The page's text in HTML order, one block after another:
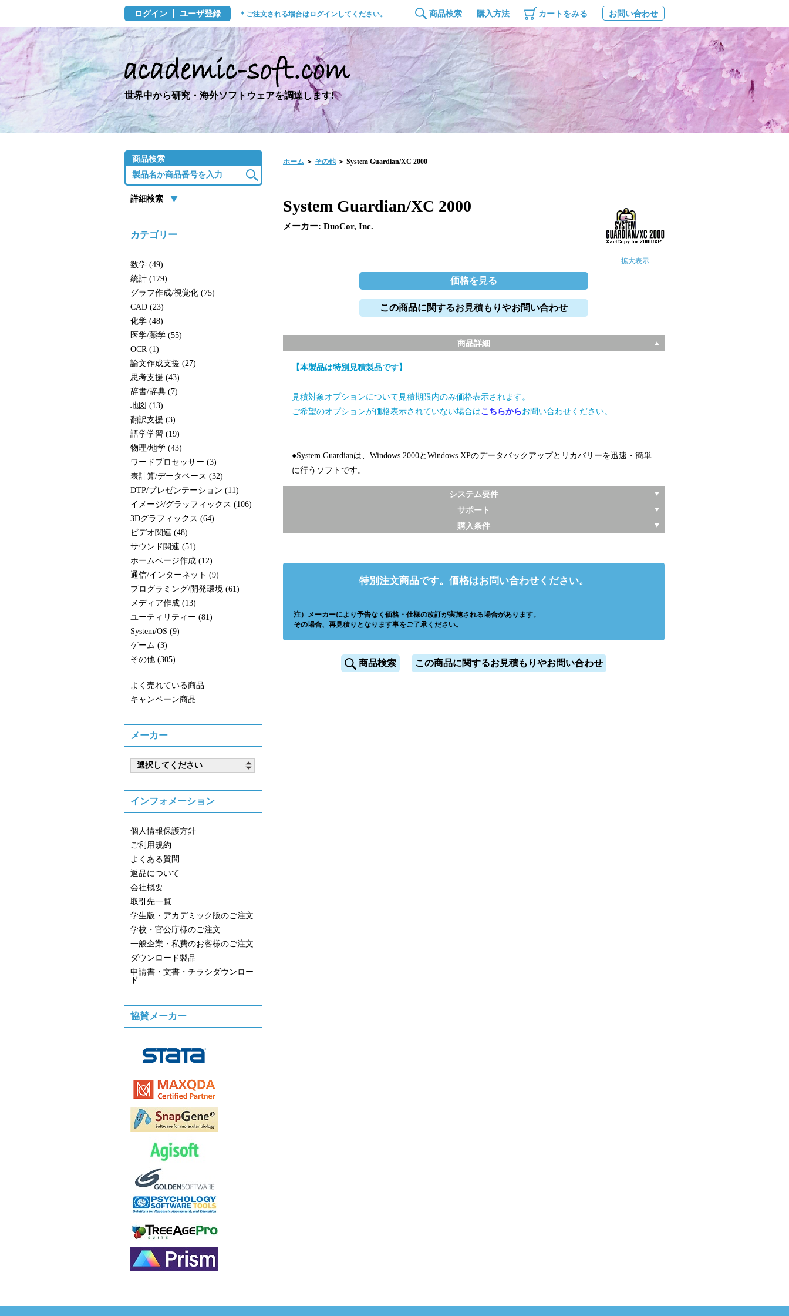
ログイン ユーザ登録 ＊ご注文される場合はログインしてください。 商品検索 購入方法 カートをみる お問い合わせ
世界中から研究・海外ソフトウェアを調達します!
商品検索
詳細検索
カテゴリー
数学 (49)
統計 (179)
グラフ作成/視覚化 (75)
CAD (23)
化学 (48)
医学/薬学 (55)
OCR (1)
論文作成支援 (27)
思考支援 (43)
辞書/辞典 (7)
地図 (13)
翻訳支援 (3)
語学学習 (19)
物理/地学 (43)
ワードプロセッサー (3)
表計算/データベース (32)
DTP/プレゼンテーション (11)
イメージ/グラッフィックス (106)
3Dグラフィックス (64)
ビデオ関連 (48)
サウンド関連 (51)
ホームページ作成 (12)
通信/インターネット (9)
プログラミング/開発環境 (61)
メディア作成 (13)
ユーティリティー (81)
System/OS (9)
ゲーム (3)
その他 (305)
よく売れている商品
キャンペーン商品
メーカー
インフォメーション
個人情報保護方針
ご利用規約
よくある質問
返品について
会社概要
取引先一覧
学生版・アカデミック版のご注文
学校・官公庁様のご注文
一般企業・私費のお客様のご注文
ダウンロード製品
申請書・文書・チラシダウンロー
ド
協賛メーカー
ホーム ＞ その他＞ System Guardian/XC 2000
拡大表示
System Guardian/XC 2000
メーカー: DuoCor, Inc.
価格を見る
この商品に関するお見積もりやお問い合わせ
商品詳細
【本製品は特別見積製品です】
見積対象オプションについて見積期限内のみ価格表示されます。
ご希望のオプションが価格表示されていない場合はこちらからお問い合わせください。
●System Guardianは、Windows 2000とWindows XPのデータバックアップとリカバリーを迅速・簡単
に行うソフトです。
システム要件
サポート
購入条件
特別注文商品です。価格はお問い合わせください。
注）メーカーにより予告なく価格・仕様の改訂が実施される場合があります。
その場合、再見積りとなります事をご了承ください。
商品検索 この商品に関するお見積もりやお問い合わせ